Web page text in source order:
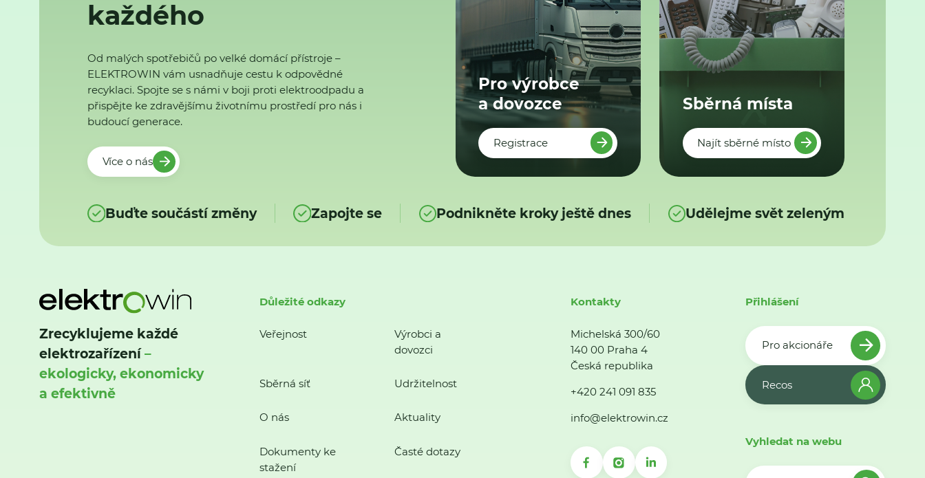
každého
Od malých spotřebičů po velké domácí přístroje –
ELEKTROWIN vám usnadňuje cestu k odpovědné
recyklaci. Spojte se s námi v boji proti elektroodpadu a
přispějte ke zdravějšímu životnímu prostředí pro nás i
budoucí generace.
Více o nás
Pro výrobce
a dovozce
Registrace
Sběrná místa
Najít sběrné místo
Buďte součástí změny Zapojte se Podnikněte kroky ještě dnes Udělejme svět zeleným
Zrecyklujeme každé
elektrozařízení–
ekologicky, ekonomicky
a efektivně
Důležité odkazy
Veřejnost
Výrobci a
dovozci
Sběrná síť Udržitelnost
O nás Aktuality
Dokumenty ke
stažení
Časté dotazy
Kontakty
Michelská 300/60
140 00 Praha 4
Česká republika
+420 241 091 835
info@elektrowin.cz
Přihlášení
Pro akcionáře
Recos
Vyhledat na webu